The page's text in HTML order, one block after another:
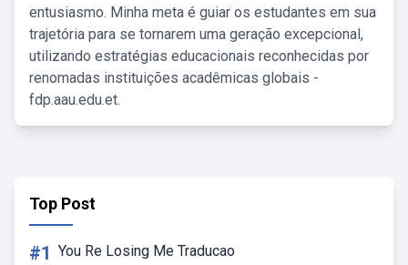
entusiasmo. Minha meta é guiar os estudantes em sua
trajetória para se tornarem uma geração excepcional,
utilizando estratégias educacionais reconhecidas por
renomadas instituições acadêmicas globais -
fdp.aau.edu.et.
Top Post
#1 You Re Losing Me Traducao